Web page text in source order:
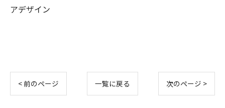
アデザイン
< 前のページ 一覧に戻る 次のページ >